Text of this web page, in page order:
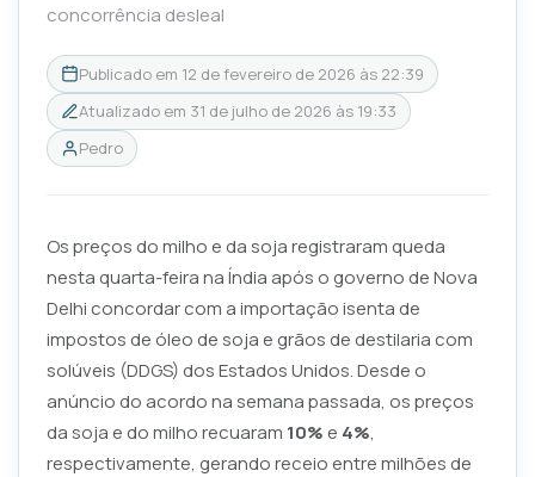
concorrência desleal
Publicado em 12 de fevereiro de 2026 às 22:39
Atualizado em 31 de julho de 2026 às 19:33
Pedro
Os preços do milho e da soja registraram queda
nesta quarta-feira na Índia após o governo de Nova
Delhi concordar com a importação isenta de
impostos de óleo de soja e grãos de destilaria com
solúveis (DDGS) dos Estados Unidos. Desde o
anúncio do acordo na semana passada, os preços
da soja e do milho recuaram 10% e 4%,
respectivamente, gerando receio entre milhões de